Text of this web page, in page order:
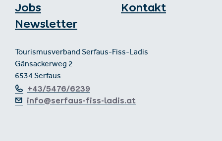
Jobs
Newsletter
Kontakt
Tourismusverband Serfaus-Fiss-Ladis
Gänsackerweg 2
6534 Serfaus
+43/5476/6239
info@serfaus-fiss-ladis.at